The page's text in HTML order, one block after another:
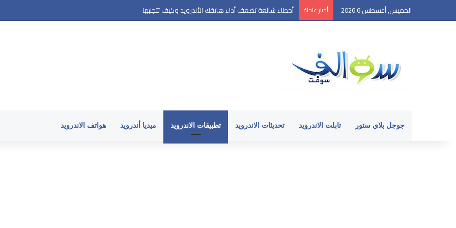
الخميس, أغسطس 6 2026 أخبار عاجلة أخطاء شائعة تضعف أداء هاتفك الأندرويد وكيف تتجنبها
جوجل بلاي ستور تابلت الاندرويد تحديثات الاندرويد تطبيقات الاندرويد ميديا أندرويد هواتف الاندرويد